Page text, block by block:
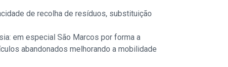
de recolha de resíduos, substituição
em especial São Marcos por forma a
abandonados melhorando a mobilidade